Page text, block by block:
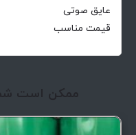
عایق صوتی
قیمت مناسب
ممکن است